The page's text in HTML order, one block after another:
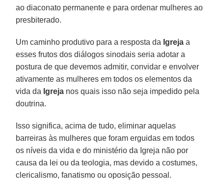
ao diaconato permanente e para ordenar mulheres ao
presbiterado.
Um caminho produtivo para a resposta da Igreja a
esses frutos dos diálogos sinodais seria adotar a
postura de que devemos admitir, convidar e envolver
ativamente as mulheres em todos os elementos da
vida da Igreja nos quais isso não seja impedido pela
doutrina.
Isso significa, acima de tudo, eliminar aquelas
barreiras às mulheres que foram erguidas em todos
os níveis da vida e do ministério da Igreja não por
causa da lei ou da teologia, mas devido a costumes,
clericalismo, fanatismo ou oposição pessoal.